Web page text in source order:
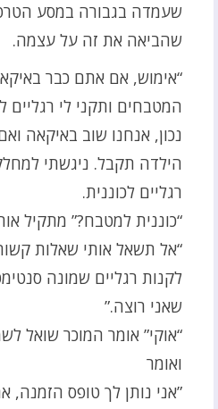
שעמדה בגבורה במסע
שהביאה את זה על עצמה.
“אימוש, אם אתם כבר
המטבחים ותקני לי רגליים
נכון, אנחנו שוב באיקאה
הילדה תקבל. ניגשתי
רגליים לכוננית.
“כוננית למטבח?” מתקיל
“אל תשאל אותי שאלות
לקנות רגליים שמונה
שאני רוצה.”
“אוקי” אומר המוכר שואל
ואומר
”אני נותן לך טופס